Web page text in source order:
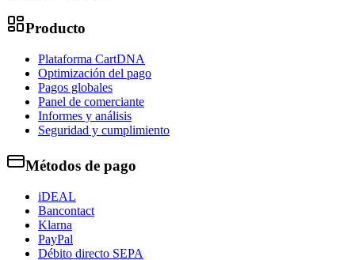
Producto
Plataforma CartDNA
Optimización del pago
Pagos globales
Panel de comerciante
Informes y análisis
Seguridad y cumplimiento
Métodos de pago
iDEAL
Bancontact
Klarna
PayPal
Débito directo SEPA